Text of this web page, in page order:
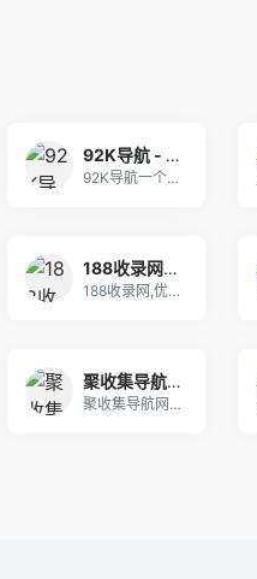
92K导航 - 免费自动秒收录网址导航
92K导航一个免费自动收录优秀网站的网址导航，为
188收录网_网站收录-友情链接交换-网址收录-自动秒收录
188收录网,优质网址导航目录平台,为您提供免费
聚收集导航网 - 海量分类资源一站式导航
聚收集导航网提供海量分类资源，涵盖影视、游戏、工